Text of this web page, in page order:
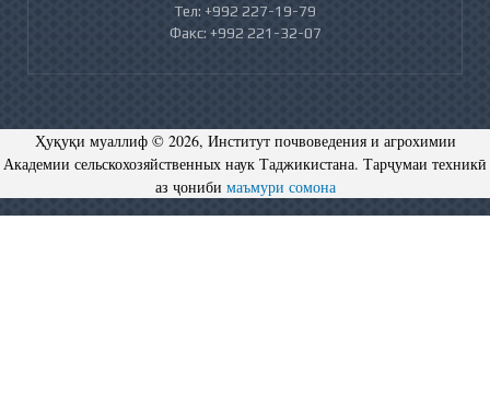
Тел: +992 227-19-79
Факс: +992 221-32-07
Ҳуқуқи муаллиф © 2026, Институт почвоведения и агрохимии
Академии сельскохозяйственных наук Таджикистана. Тарҷумаи техникӣ
аз ҷониби маъмури сомона